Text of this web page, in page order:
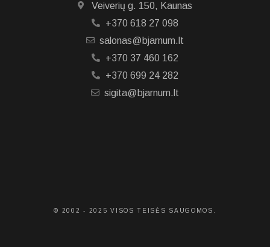
Veiverių g. 150, Kaunas
+370 618 27 098
salonas@bjarnum.lt
+370 37 460 162
+370 699 24 282
sigita@bjarnum.lt
© 2002 - 2025 VISOS TEISĖS SAUGOMOS.